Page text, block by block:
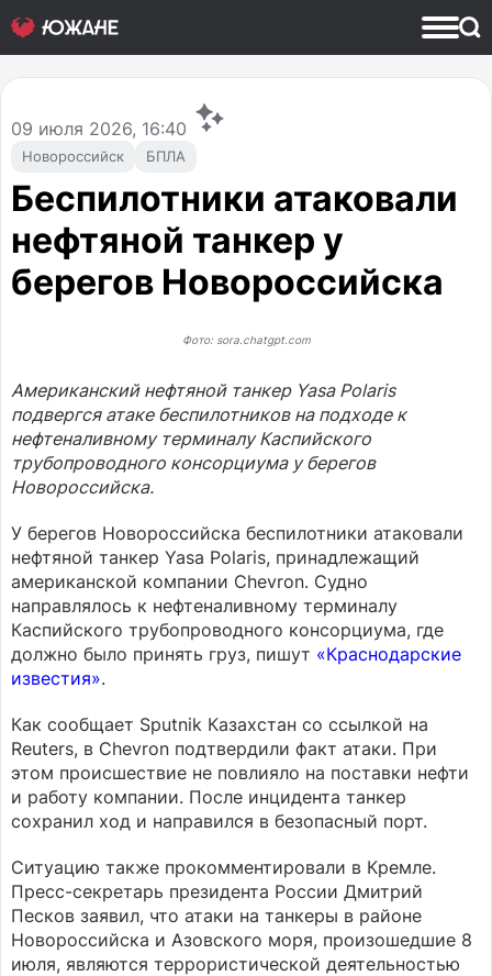
Новороссийск БПЛА
09 июля 2026, 16:40
Беспилотники атаковали
нефтяной танкер у
берегов Новороссийска
Фото: sora.chatgpt.com
Американский нефтяной танкер Yasa Polaris
подвергся атаке беспилотников на подходе к
нефтеналивному терминалу Каспийского
трубопроводного консорциума у берегов
Новороссийска.
У берегов Новороссийска беспилотники атаковали
нефтяной танкер Yasa Polaris, принадлежащий
американской компании Chevron. Судно
направлялось к нефтеналивному терминалу
Каспийского трубопроводного консорциума, где
должно было принять груз, пишут «Краснодарские
известия».
Как сообщает Sputnik Казахстан со ссылкой на
Reuters, в Chevron подтвердили факт атаки. При
этом происшествие не повлияло на поставки нефти
и работу компании. После инцидента танкер
сохранил ход и направился в безопасный порт.
Ситуацию также прокомментировали в Кремле.
Пресс-секретарь президента России Дмитрий
Песков заявил, что атаки на танкеры в районе
Новороссийска и Азовского моря, произошедшие 8
июля, являются террористической деятельностью